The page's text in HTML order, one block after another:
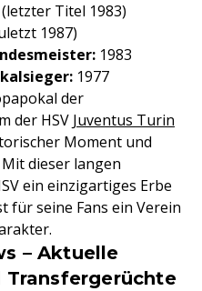
Titel 1983)
1987)
1983
1977
der
der HSV Juventus Turin
Moment und
dieser langen
ein einzigartiges Erbe
für seine Fans ein Verein
– Aktuelle